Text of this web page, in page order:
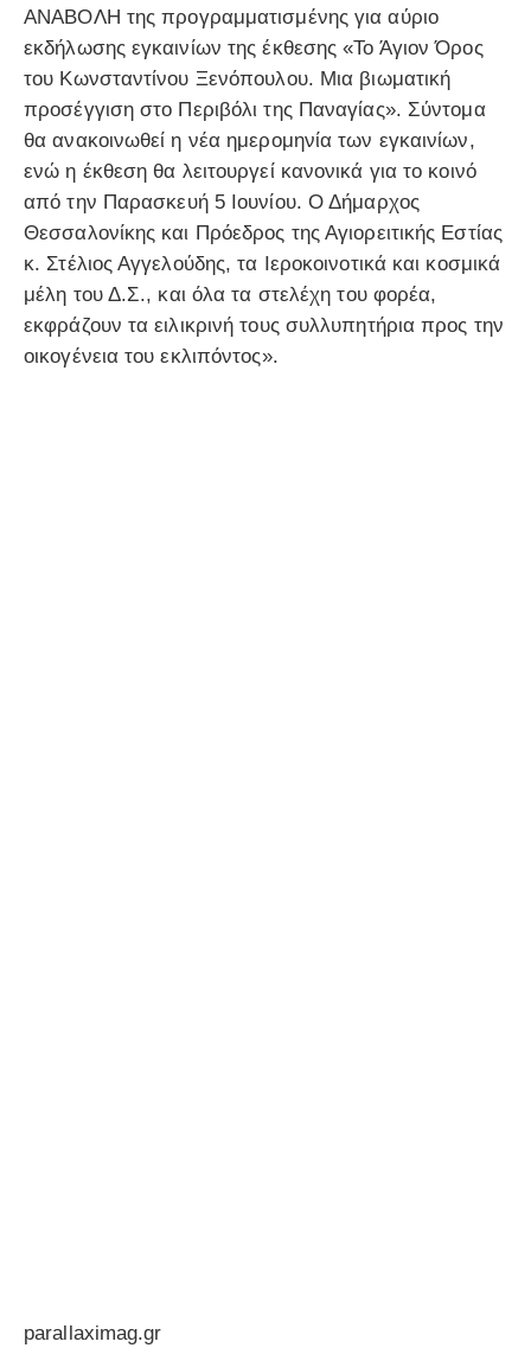
ΑΝΑΒΟΛΗ της προγραμματισμένης για αύριο
εκδήλωσης εγκαινίων της έκθεσης «Το Άγιον Όρος
του Κωνσταντίνου Ξενόπουλου. Μια βιωματική
προσέγγιση στο Περιβόλι της Παναγίας». Σύντομα
θα ανακοινωθεί η νέα ημερομηνία των εγκαινίων,
ενώ η έκθεση θα λειτουργεί κανονικά για το κοινό
από την Παρασκευή 5 Ιουνίου. Ο Δήμαρχος
Θεσσαλονίκης και Πρόεδρος της Αγιορειτικής Εστίας
κ. Στέλιος Αγγελούδης, τα Ιεροκοινοτικά και κοσμικά
μέλη του Δ.Σ., και όλα τα στελέχη του φορέα,
εκφράζουν τα ειλικρινή τους συλλυπητήρια προς την
οικογένεια του εκλιπόντος».
parallaximag.gr